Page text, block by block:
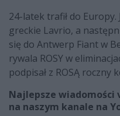
24-latek trafił do
greckie Lavrio, a
się do Antwerp Fiant w
rywala ROSY w
podpisał z ROSĄ roczny
Najlepsze wiadomości
na naszym kanale na